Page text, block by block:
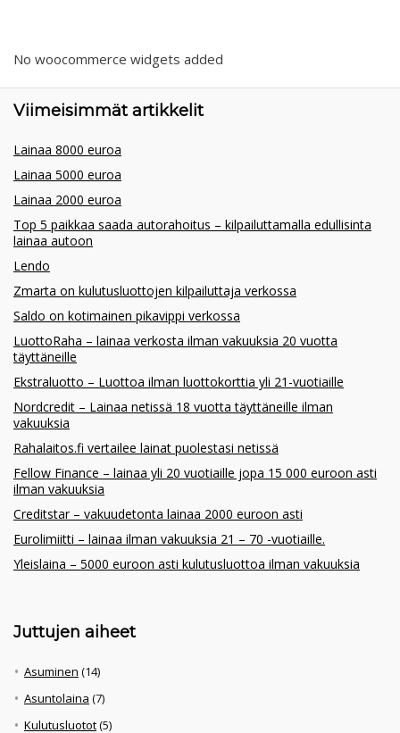
No woocommerce widgets added
Viimeisimmät artikkelit
Lainaa 8000 euroa
Lainaa 5000 euroa
Lainaa 2000 euroa
Top 5 paikkaa saada autorahoitus – kilpailuttamalla edullisinta
lainaa autoon
Lendo
Zmarta on kulutusluottojen kilpailuttaja verkossa
Saldo on kotimainen pikavippi verkossa
LuottoRaha – lainaa verkosta ilman vakuuksia 20 vuotta
täyttäneille
Ekstraluotto – Luottoa ilman luottokorttia yli 21-vuotiaille
Nordcredit – Lainaa netissä 18 vuotta täyttäneille ilman
vakuuksia
Rahalaitos.fi vertailee lainat puolestasi netissä
Fellow Finance – lainaa yli 20 vuotiaille jopa 15 000 euroon asti
ilman vakuuksia
Creditstar – vakuudetonta lainaa 2000 euroon asti
Eurolimiitti – lainaa ilman vakuuksia 21 – 70 -vuotiaille.
Yleislaina – 5000 euroon asti kulutusluottoa ilman vakuuksia
Juttujen aiheet
Asuminen (14)
Asuntolaina (7)
Kulutusluotot(5)